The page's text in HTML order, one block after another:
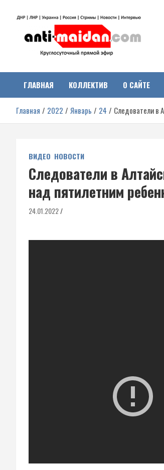
Антимайдан:
Гражданская
Украине
о гражданской войне на Украине, включая
ДНР, ЛНР и других регионах.
ГЛАВНАЯ КОЛЛЕКТИВ О САЙТЕ
Главная 2022 Январь 24 Следователи в
ВИДЕО НОВОСТИ
Следователи в
над пятилетним
24.01.2022